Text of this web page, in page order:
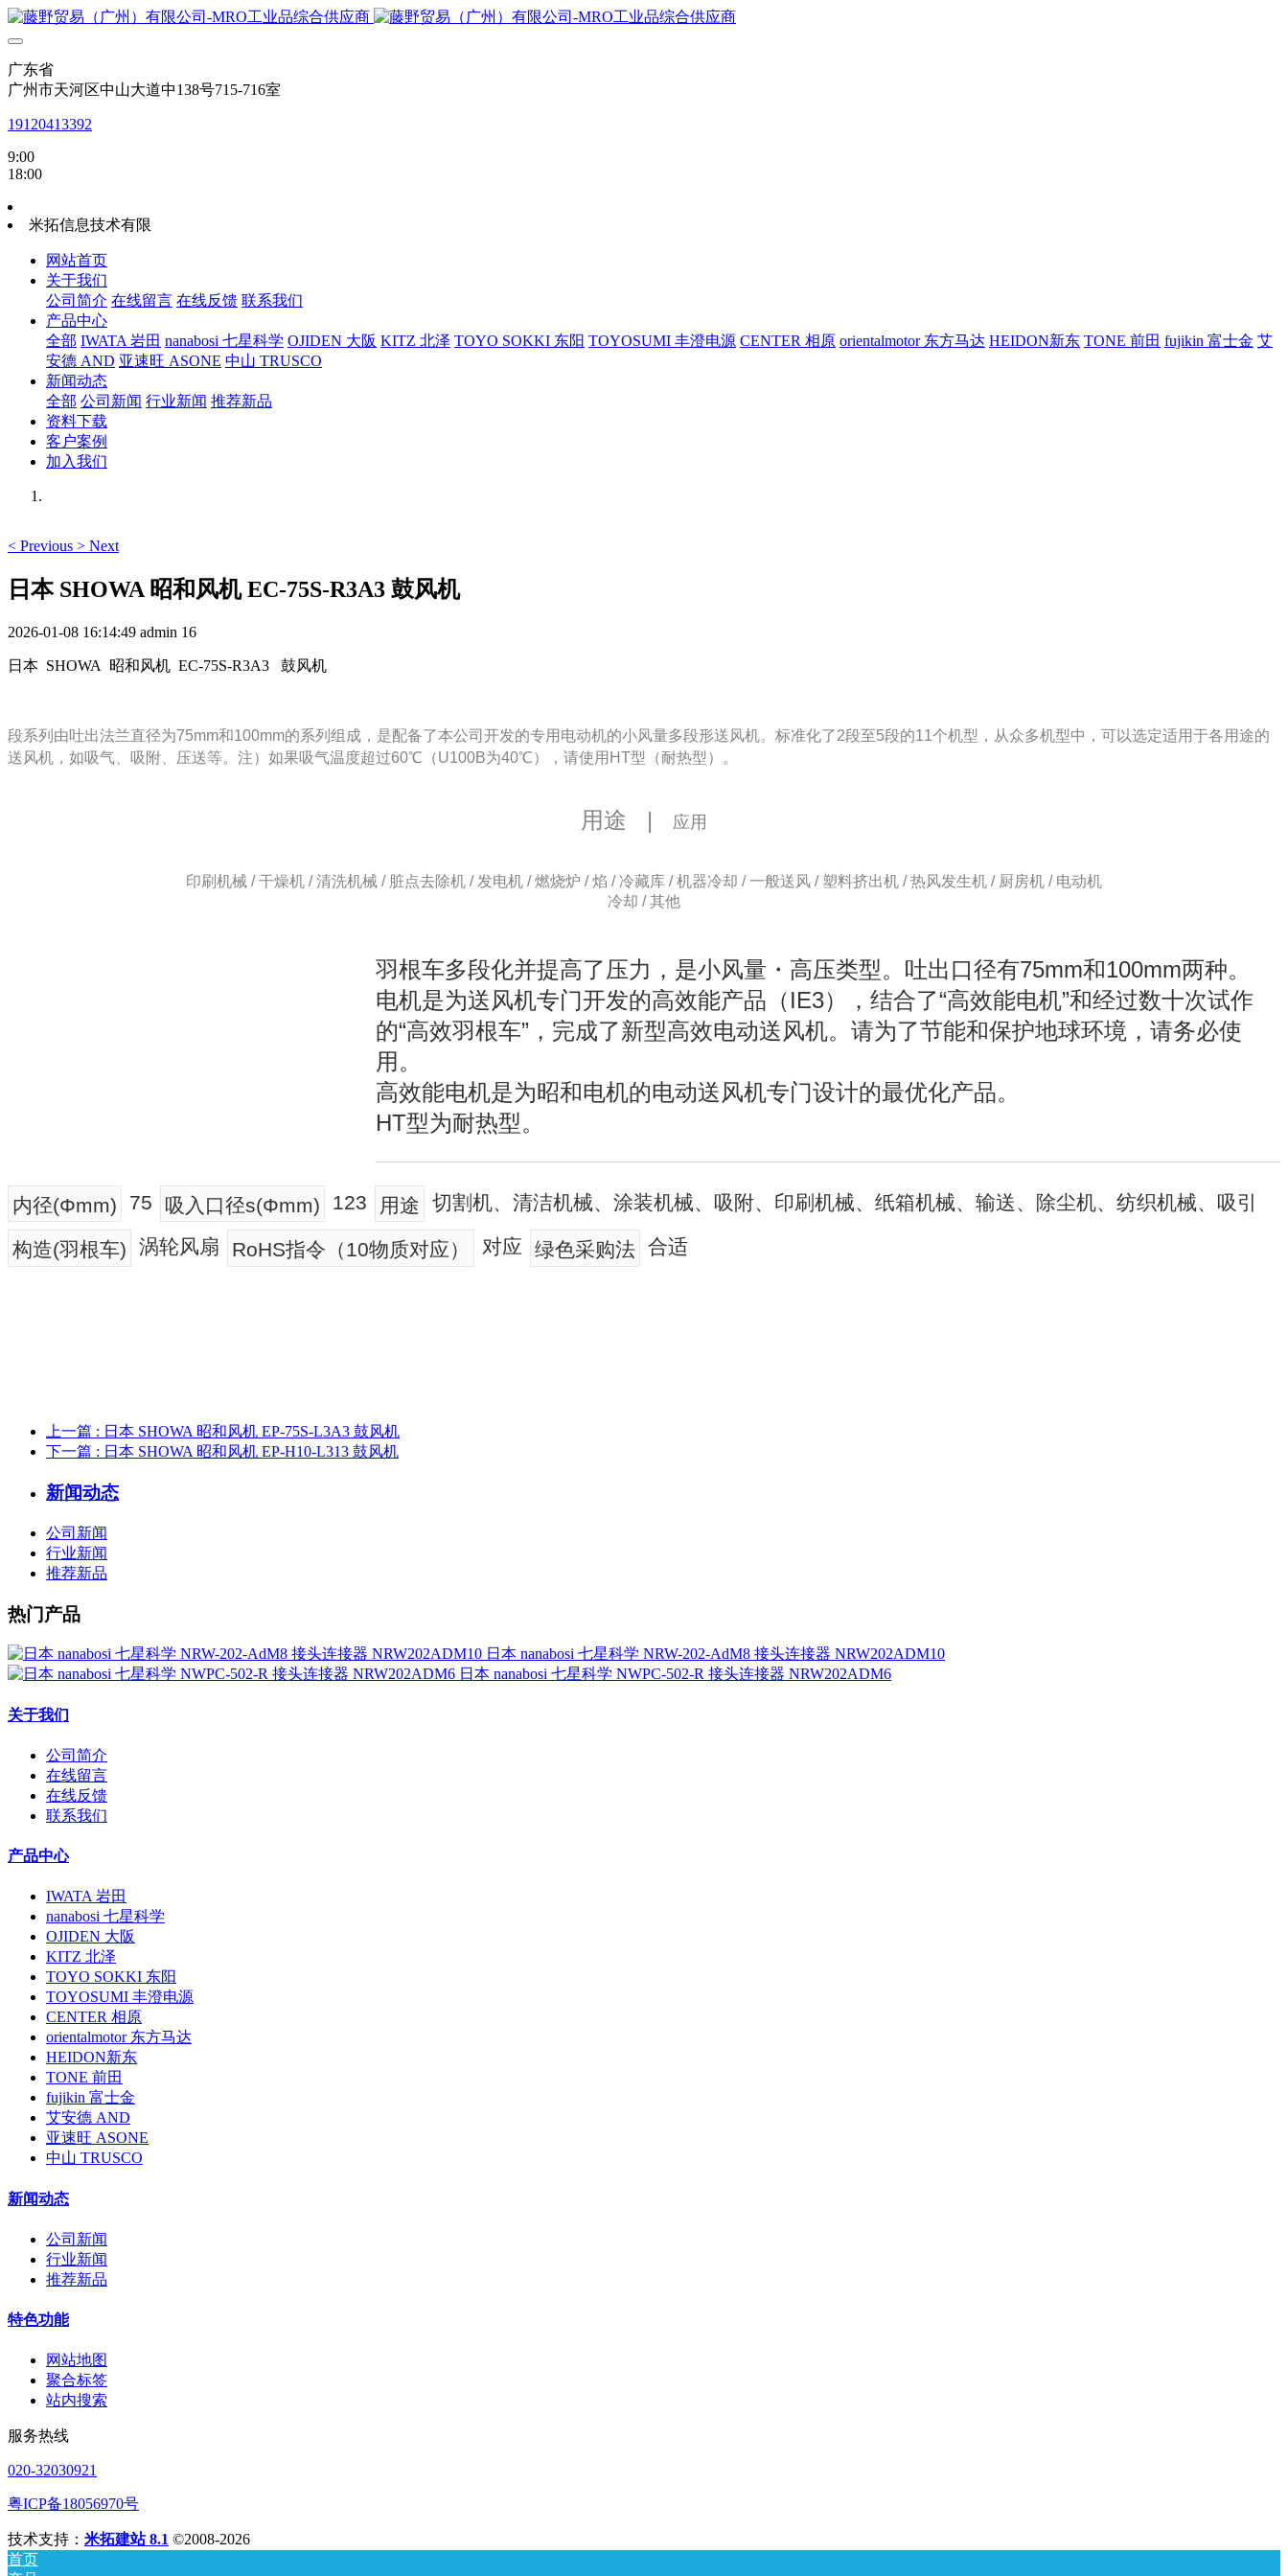
广东省
广州市天河区中山大道中138号715-716室
19120413392
9:00
18:00
米拓信息技术有限
网站首页
关于我们
公司简介 在线留言 在线反馈 联系我们
产品中心
全部 IWATA 岩田 nanabosi 七星科学 OJIDEN 大阪 KITZ 北泽 TOYO SOKKI 东阳 TOYOSUMI 丰澄电源 CENTER 相原 orientalmotor 东方马达 HEIDON新东 TONE 前田 fujikin 富士金 艾
安德 AND 亚速旺 ASONE 中山 TRUSCO
新闻动态
全部 公司新闻 行业新闻 推荐新品
资料下载
客户案例
加入我们
< Previous > Next
日本 SHOWA 昭和风机 EC-75S-R3A3 鼓风机
2026-01-08 16:14:49 admin 16
日本 SHOWA 昭和风机 EC-75S-R3A3 鼓风机
段系列由吐出法兰直径为75mm和100mm的系列组成，是配备了本公司开发的专用电动机的小风量多段形送风机。标准化了2段至5段的11个机型，从众多机型中，可以选定适用于各用途的
送风机，如吸气、吸附、压送等。注）如果吸气温度超过60℃（U100B为40℃），请使用HT型（耐热型）。
用途 | 应用
印刷机械 / 干燥机 / 清洗机械 / 脏点去除机 / 发电机 / 燃烧炉 / 焰 / 冷藏库 / 机器冷却 / 一般送风 / 塑料挤出机 / 热风发生机 / 厨房机 / 电动机
冷却 / 其他
羽根车多段化并提高了压力，是小风量・高压类型。吐出口径有75mm和100mm两种。
电机是为送风机专门开发的高效能产品（IE3），结合了“高效能电机”和经过数十次试作
的“高效羽根车”，完成了新型高效电动送风机。请为了节能和保护地球环境，请务必使
用。
高效能电机是为昭和电机的电动送风机专门设计的最优化产品。
HT型为耐热型。
内径(Φmm) 75 吸入口径s(Φmm) 123 用途 切割机、清洁机械、涂装机械、吸附、印刷机械、纸箱机械、输送、除尘机、纺织机械、吸引
构造(羽根车) 涡轮风扇 RoHS指令（10物质对应） 对应 绿色采购法 合适
上一篇 : 日本 SHOWA 昭和风机 EP-75S-L3A3 鼓风机
下一篇 : 日本 SHOWA 昭和风机 EP-H10-L313 鼓风机
新闻动态
公司新闻
行业新闻
推荐新品
热门产品
日本 nanabosi 七星科学 NRW-202-AdM8 接头连接器 NRW202ADM10
日本 nanabosi 七星科学 NWPC-502-R 接头连接器 NRW202ADM6
关于我们
公司简介
在线留言
在线反馈
联系我们
产品中心
IWATA 岩田
nanabosi 七星科学
OJIDEN 大阪
KITZ 北泽
TOYO SOKKI 东阳
TOYOSUMI 丰澄电源
CENTER 相原
orientalmotor 东方马达
HEIDON新东
TONE 前田
fujikin 富士金
艾安德 AND
亚速旺 ASONE
中山 TRUSCO
新闻动态
公司新闻
行业新闻
推荐新品
特色功能
网站地图
聚合标签
站内搜索
服务热线
020-32030921
粤ICP备18056970号
技术支持： 米拓建站 8.1 ©2008-2026
首页